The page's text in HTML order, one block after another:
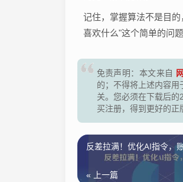
记住，掌握算法不是目
喜欢什么"这个简单的问题
免责声明：本文来自
的；不得将上述内容
关。您必须在下载后
买注册，得到更好的
反差拉满！优化AI指令，
« 上一篇